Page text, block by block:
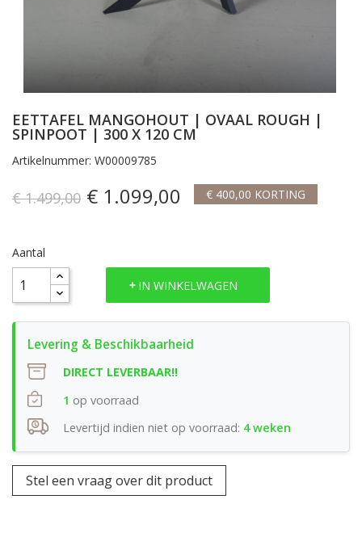
EETTAFEL MANGOHOUT | OVAAL ROUGH |
SPINPOOT | 300 X 120 CM
Artikelnummer: W00009785
€ 1.499,00 € 1.099,00 € 400,00 KORTING
Aantal
IN WINKELWAGEN
DIRECT LEVERBAAR!!
1 op voorraad
Levertijd indien niet op voorraad: 4 weken
Stel een vraag over dit product